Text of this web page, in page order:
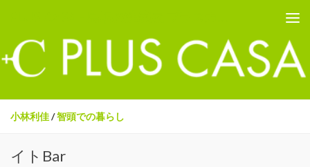
小林利佳/智頭での暮らし
イトBar